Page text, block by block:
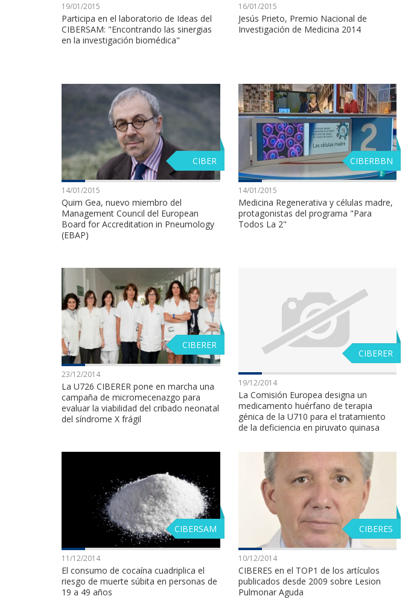
19/01/2015
Participa en el laboratorio de Ideas del
CIBERSAM: "Encontrando las sinergias
en la investigación biomédica"
16/01/2015
Jesús Prieto, Premio Nacional de
Investigación de Medicina 2014
CIBER
14/01/2015
Quim Gea, nuevo miembro del
Management Council del European
Board for Accreditation in Pneumology
(EBAP)
CIBERBBN
14/01/2015
Medicina Regenerativa y células madre,
protagonistas del programa "Para
Todos La 2"
CIBERER
23/12/2014
La U726 CIBERER pone en marcha una
campaña de micromecenazgo para
evaluar la viabilidad del cribado neonatal
del síndrome X frágil
CIBERER
19/12/2014
La Comisión Europea designa un
medicamento huérfano de terapia
génica de la U710 para el tratamiento
de la deficiencia en piruvato quinasa
CIBERSAM
11/12/2014
El consumo de cocaína cuadriplica el
riesgo de muerte súbita en personas de
19 a 49 años
CIBERES
10/12/2014
CIBERES en el TOP1 de los artículos
publicados desde 2009 sobre Lesion
Pulmonar Aguda